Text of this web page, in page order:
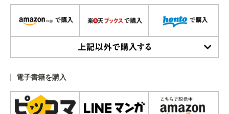
電子書籍を購入